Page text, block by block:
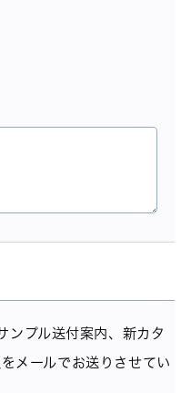
ンプル送付案内、新カタ
メールでお送りさせてい